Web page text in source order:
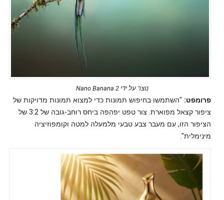
נוצר על ידי Nano Banana 2
פרומפט: "השתמשו בחיפוש תמונות כדי למצוא תמונות מדויקות של
ציפור קצאל מפוארת. צור טפט יפהפה ביחס רוחב-גובה של 3:2 של
הציפור הזו, עם מעבר צבע טבעי מלמעלה למטה וקומפוזיציה
מינימלית".